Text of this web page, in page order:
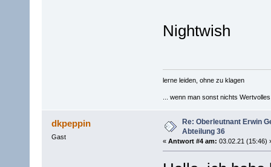
Nightwish
lerne leiden, ohne zu klagen
... wenn man sonst nichts
dkpeppin
Gast
Re: Oberleutnant Erwin
Abteilung 36
« Antwort #4 am: 03.02.21 (15:46)